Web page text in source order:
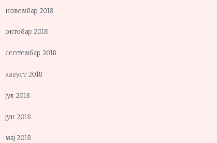
новембар 2018
октобар 2018
септембар 2018
август 2018
јул 2018
јун 2018
мај 2018